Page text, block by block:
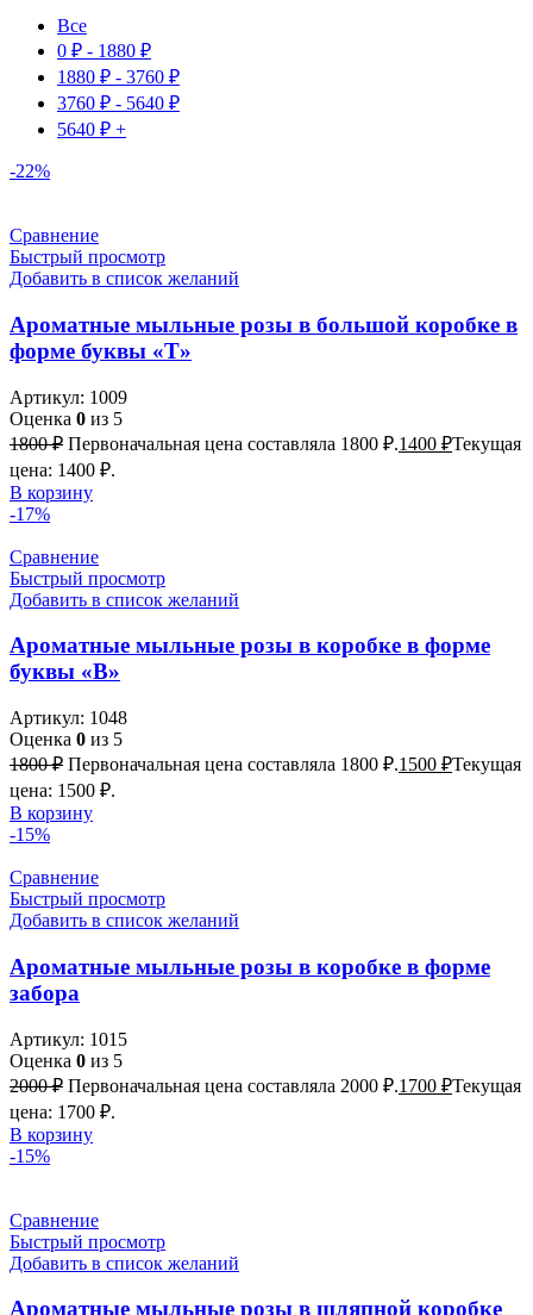
Все
0 ₽ - 1880 ₽
1880 ₽ - 3760 ₽
3760 ₽ - 5640 ₽
5640 ₽ +
-22%
Сравнение
Быстрый просмотр
Добавить в список желаний
Ароматные мыльные розы в большой коробке в
форме буквы «Т»
Артикул: 1009
Оценка 0 из 5
1800₽ Первоначальная цена составляла 1800 ₽.1400 ₽Текущая
цена: 1400 ₽.
В корзину
-17%
Сравнение
Быстрый просмотр
Добавить в список желаний
Ароматные мыльные розы в коробке в форме
буквы «В»
Артикул: 1048
Оценка 0 из 5
1800₽ Первоначальная цена составляла 1800 ₽.1500 ₽Текущая
цена: 1500 ₽.
В корзину
-15%
Сравнение
Быстрый просмотр
Добавить в список желаний
Ароматные мыльные розы в коробке в форме
забора
Артикул: 1015
Оценка 0 из 5
2000₽ Первоначальная цена составляла 2000 ₽.1700 ₽Текущая
цена: 1700 ₽.
В корзину
-15%
Сравнение
Быстрый просмотр
Добавить в список желаний
Ароматные мыльные розы в шляпной коробке